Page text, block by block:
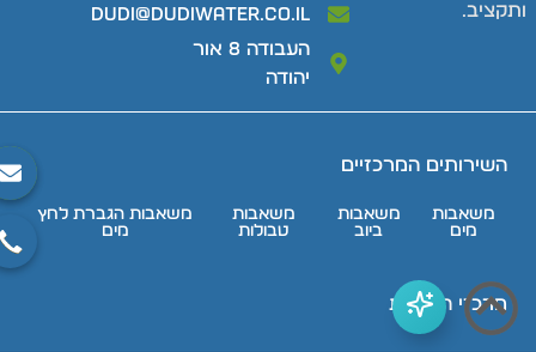
dudi@dudiwater.co.il
העבודה 8 אור
יהודה
השירותים המרכזיים
מרכזי השירות
משאבות
מים
משאבות
ביוב
משאבות
טבולות
משאבות הגברת לחץ
מים